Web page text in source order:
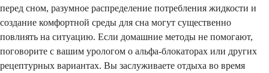
перед сном, разумное распределение потребления жидкости и
создание комфортной среды для сна могут существенно
повлиять на ситуацию. Если домашние методы не помогают,
поговорите с вашим урологом о альфа-блокаторах или других
рецептурных вариантах. Вы заслуживаете отдыха во время